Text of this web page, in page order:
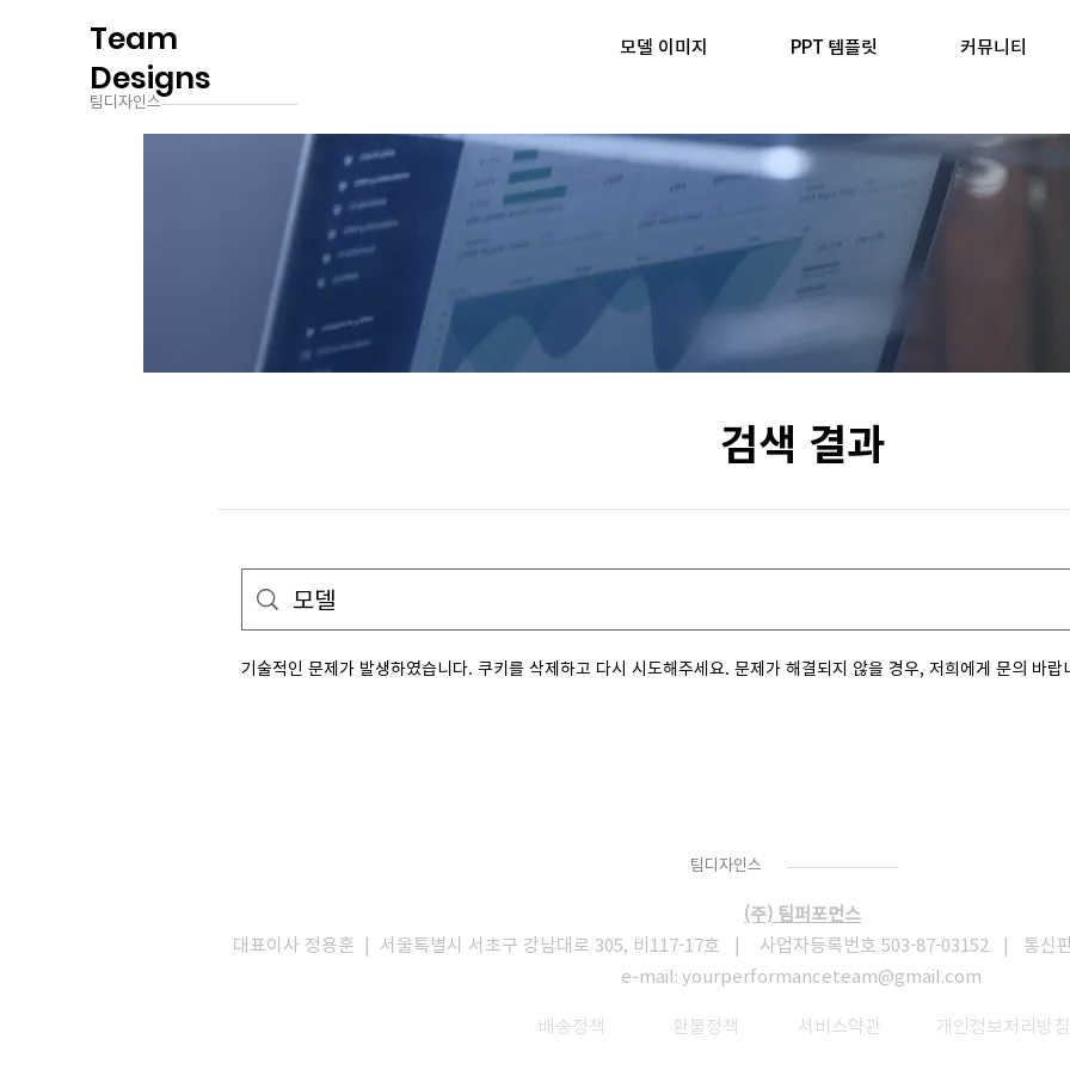
Team
Designs
팀디자인스
모델 이미지 PPT 템플릿 커뮤니티
​검색 결과
기술적인 문제가 발생하였습니다. 쿠키를 삭제하고 다시 시도해주세요. 문제가 해결되지 않을 경우, 저희에게 문의 바랍
팀디자인스
(주) 팀퍼포먼스
대표이사 정용훈 | 서울특별시 서초구 강남대로 305, 비117-17호 | 사업자등록번호 503-87-03152 | 통신판
e-mail: yourperformanceteam@gmail.com
배송정책 환불정책 서비스약관 개인정보처리방침